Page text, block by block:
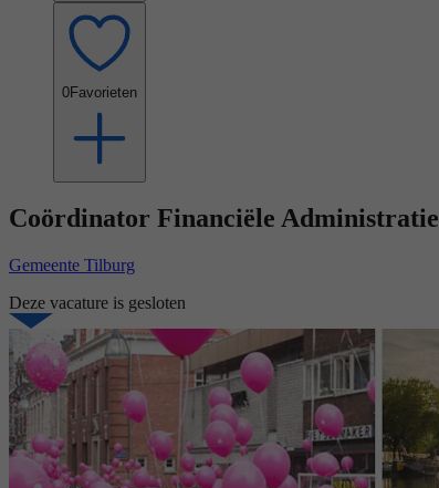
0Favorieten
Coördinator Financiële Administratie
Gemeente Tilburg
Deze vacature is gesloten